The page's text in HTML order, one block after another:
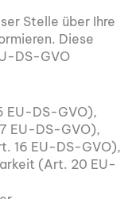
Stelle über Ihre
Diese
DS-GVO
EU-DS-GVO),
EU-DS-GVO),
16 EU-DS-GVO),
(Art. 20 EU-